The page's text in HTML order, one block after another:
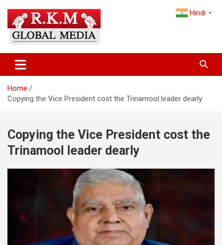
content
Latest Hindi News & Breaking
News – RKM Global Media
and the World
Home
Copying the Vice President cost the Trinamool leader dearly
Copying the Vice President cost the
Trinamool leader dearly
Hindi ▼